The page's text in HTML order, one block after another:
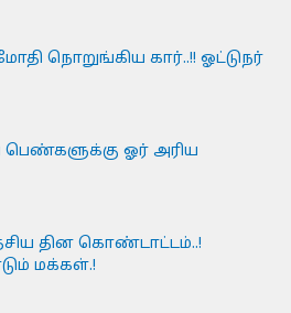
நொறுங்கிய கார்..!! ஓட்டுநர்
பெண்களுக்கு ஓர் அரிய
தின கொண்டாட்டம்..!
மக்கள்.!